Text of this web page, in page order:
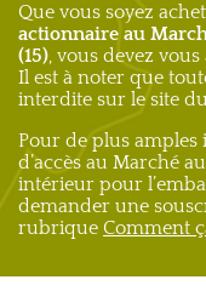
Que vous soyez
actionnaire au
(15), vous devez
Il est à noter que
interdite sur le site
Pour de plus
d’accès au Marché
intérieur pour
demander une
rubrique Comment